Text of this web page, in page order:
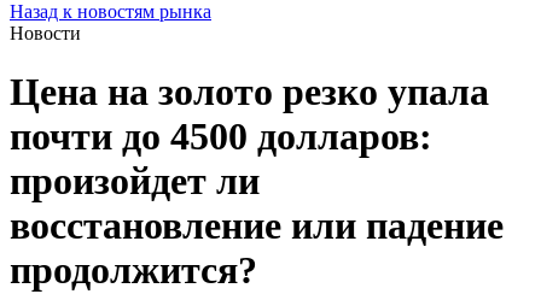
Назад к новостям рынка
Новости
Цена на золото резко упала
почти до 4500 долларов:
произойдет ли
восстановление или падение
продолжится?